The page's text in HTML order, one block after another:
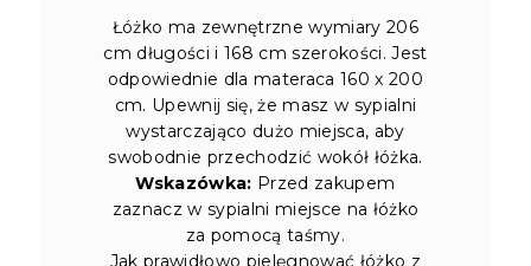
Łóżko ma zewnętrzne wymiary 206
cm długości i 168 cm szerokości. Jest
odpowiednie dla materaca 160 x 200
cm. Upewnij się, że masz w sypialni
wystarczająco dużo miejsca, aby
swobodnie przechodzić wokół łóżka.
Wskazówka: Przed zakupem
zaznacz w sypialni miejsce na łóżko
za pomocą taśmy.
Jak prawidłowo pielęgnować łóżko z